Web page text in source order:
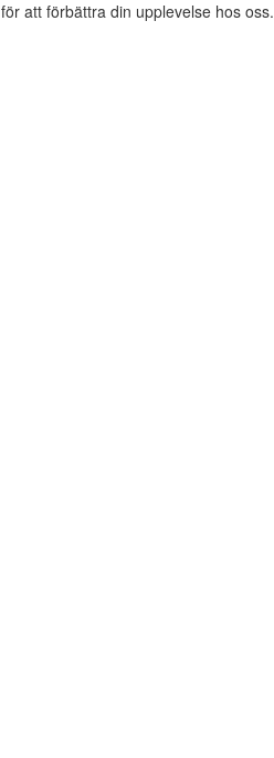
för att förbättra din upplevelse hos oss.